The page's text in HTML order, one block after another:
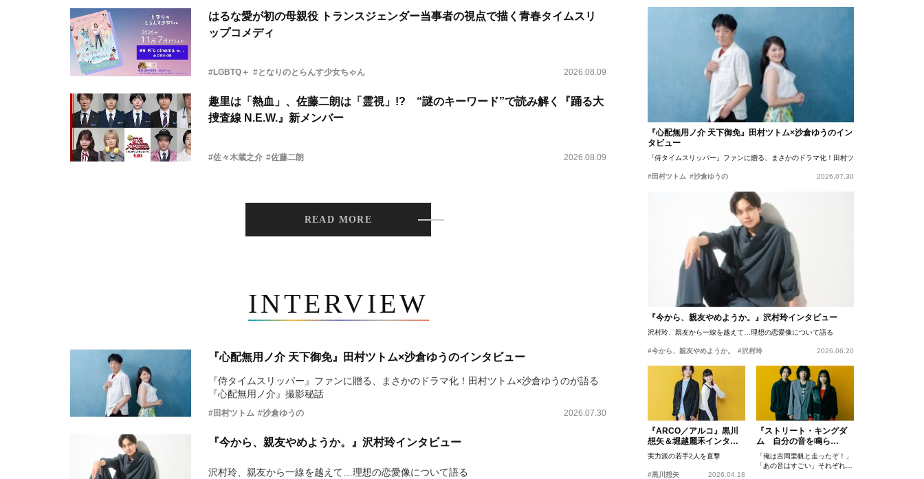
はるな愛が初の母親役 トランスジェンダー当事者の視点で描く青春タイムスリ
ップコメディ
#LGBTQ＋ #となりのとらんす少女ちゃん 2026.08.09
趣里は「熱血」、佐藤二朗は「霊視」!? “謎のキーワード”で読み解く『踊る大
捜査線 N.E.W.』新メンバー
#佐々木蔵之介 #佐藤二朗 2026.08.09
READ MORE
INTERVIEW
『心配無用ノ介 天下御免』田村ツトム×沙倉ゆうのインタビュー
『侍タイムスリッパー』ファンに贈る、まさかのドラマ化！田村ツトム×沙倉ゆうのが語る
『心配無用ノ介』撮影秘話
#田村ツトム #沙倉ゆうの 2026.07.30
『今から、親友やめようか。』沢村玲インタビュー
沢村玲、親友から一線を越えて…理想の恋愛像について語る
『心配無用ノ介 天下御免』田村ツトム×沙倉ゆうのイン
タビュー
『侍タイムスリッパー』ファンに贈る、まさかのドラマ化！田村ツトム×沙倉ゆうのが語
#田村ツトム #沙倉ゆうの 2026.07.30
『今から、親友やめようか。』沢村玲インタビュー
沢村玲、親友から一線を越えて…理想の恋愛像について語る
#今から、親友やめようか。 #沢村玲 2026.06.20
『ARCO／アルコ』黒川
想矢＆堀越麗禾インタビ
ュー
実力派の若手2人を直撃
#黒川想矢 2026.04.18
『ストリート・キングダ
ム 自分の音を鳴ら
せ。』峯田和伸、若葉竜
也、吉岡里帆インタビュ
ー
「俺は吉岡里帆と走ったぞ！」
「あの音はすごい」それぞれの